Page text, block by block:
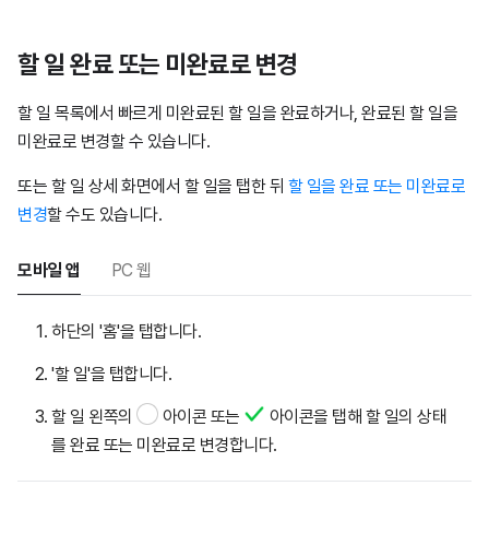
할 일 완료 또는 미완료로 변경
할 일 목록에서 빠르게 미완료된 할 일을 완료하거나, 완료된 할 일을
미완료로 변경할 수 있습니다.
또는 할 일 상세 화면에서 할 일을 탭한 뒤 할 일을 완료 또는 미완료로
변경할 수도 있습니다.
모바일 앱 PC 웹
하단의 '홈'을 탭합니다.
'할 일'을 탭합니다.
할 일 왼쪽의 아이콘 또는
아이콘을 탭해 할 일의 상태
를 완료 또는 미완료로 변경합니다.